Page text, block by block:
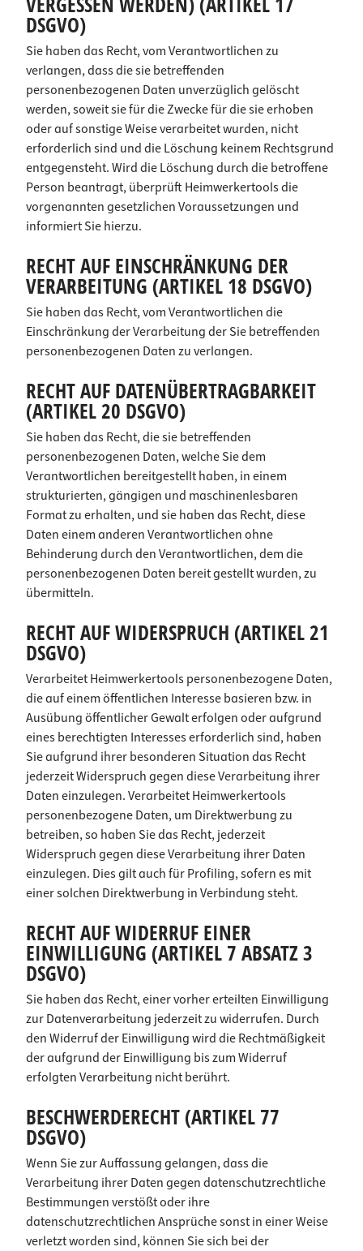
DSGVO)
Sie haben das Recht, vom Verantwortlichen zu
verlangen, dass die sie betreffenden
personenbezogenen Daten unverzüglich gelöscht
werden, soweit sie für die Zwecke für die sie erhoben
oder auf sonstige Weise verarbeitet wurden, nicht
erforderlich sind und die Löschung keinem Rechtsgrund
entgegensteht. Wird die Löschung durch die betroffene
Person beantragt, überprüft Heimwerkertools die
vorgenannten gesetzlichen Voraussetzungen und
informiert Sie hierzu.
RECHT AUF EINSCHRÄNKUNG DER
VERARBEITUNG (ARTIKEL 18 DSGVO)
Sie haben das Recht, vom Verantwortlichen die
Einschränkung der Verarbeitung der Sie betreffenden
personenbezogenen Daten zu verlangen.
RECHT AUF DATENÜBERTRAGBARKEIT
(ARTIKEL 20 DSGVO)
Sie haben das Recht, die sie betreffenden
personenbezogenen Daten, welche Sie dem
Verantwortlichen bereitgestellt haben, in einem
strukturierten, gängigen und maschinenlesbaren
Format zu erhalten, und sie haben das Recht, diese
Daten einem anderen Verantwortlichen ohne
Behinderung durch den Verantwortlichen, dem die
personenbezogenen Daten bereit gestellt wurden, zu
übermitteln.
RECHT AUF WIDERSPRUCH (ARTIKEL 21
DSGVO)
Verarbeitet Heimwerkertools personenbezogene Daten,
die auf einem öffentlichen Interesse basieren bzw. in
Ausübung öffentlicher Gewalt erfolgen oder aufgrund
eines berechtigten Interesses erforderlich sind, haben
Sie aufgrund ihrer besonderen Situation das Recht
jederzeit Widerspruch gegen diese Verarbeitung ihrer
Daten einzulegen. Verarbeitet Heimwerkertools
personenbezogene Daten, um Direktwerbung zu
betreiben, so haben Sie das Recht, jederzeit
Widerspruch gegen diese Verarbeitung ihrer Daten
einzulegen. Dies gilt auch für Profiling, sofern es mit
einer solchen Direktwerbung in Verbindung steht.
RECHT AUF WIDERRUF EINER
EINWILLIGUNG (ARTIKEL 7 ABSATZ 3
DSGVO)
Sie haben das Recht, einer vorher erteilten Einwilligung
zur Datenverarbeitung jederzeit zu widerrufen. Durch
den Widerruf der Einwilligung wird die Rechtmäßigkeit
der aufgrund der Einwilligung bis zum Widerruf
erfolgten Verarbeitung nicht berührt.
BESCHWERDERECHT (ARTIKEL 77
DSGVO)
Wenn Sie zur Auffassung gelangen, dass die
Verarbeitung ihrer Daten gegen datenschutzrechtliche
Bestimmungen verstößt oder ihre
datenschutzrechtlichen Ansprüche sonst in einer Weise
verletzt worden sind, können Sie sich bei der